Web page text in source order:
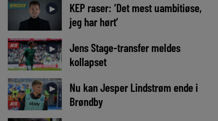
NYHEDER ►
KEP raser: ‘Det mest uambitiøse,
jeg har hørt’
AVIS ►
Jens Stage-transfer meldes
kollapset
AVIS
►
Nu kan Jesper Lindstrøm ende i
Brøndby